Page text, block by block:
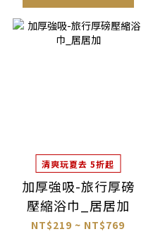
清爽玩夏去 5折起
加厚強吸-旅行厚磅
壓縮浴巾_居居加
NT$219 ~ NT$769